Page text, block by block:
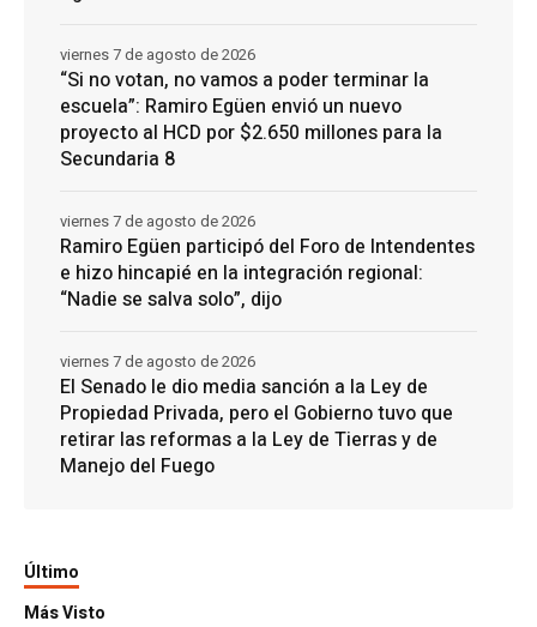
“Si no votan, no vamos a poder terminar la
escuela”: Ramiro Egüen envió un nuevo
proyecto al HCD por $2.650 millones para la
Secundaria 8
viernes 7 de agosto de 2026
Ramiro Egüen participó del Foro de Intendentes
e hizo hincapié en la integración regional:
“Nadie se salva solo”, dijo
viernes 7 de agosto de 2026
El Senado le dio media sanción a la Ley de
Propiedad Privada, pero el Gobierno tuvo que
retirar las reformas a la Ley de Tierras y de
Manejo del Fuego
viernes 7 de agosto de 2026
Último
Más Visto